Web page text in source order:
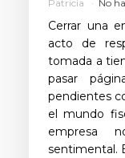
Patricia No
Cerrar una
acto de
tomada a
pasar
pendientes
el mundo
empresa
sentimental.